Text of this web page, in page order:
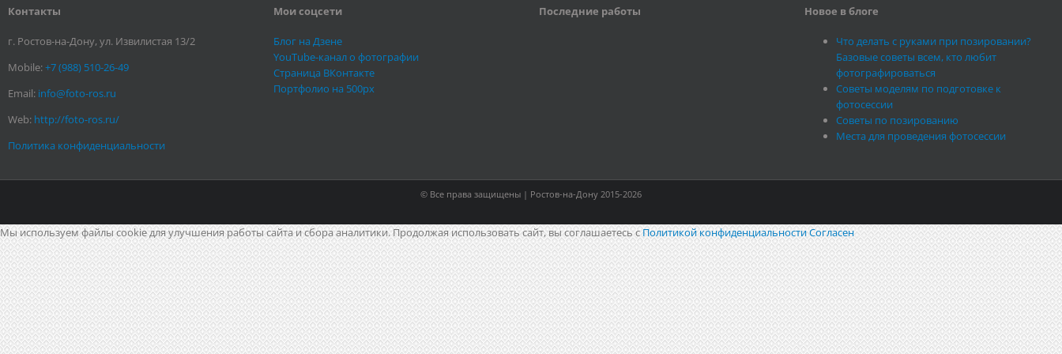
Контакты
г. Ростов-на-Дону, ул. Извилистая 13/2
Mobile:+7 (988) 510-26-49
Email: info@foto-ros.ru
Web: http://foto-ros.ru/
Политика конфиденциальности
Мои соцсети
Блог на Дзене
YouTube-канал о фотографии
Страница ВКонтакте
Портфолио на 500px
Последние работы Новое в блоге
Что делать с руками при позировании?
Базовые советы всем, кто любит
фотографироваться
Советы моделям по подготовке к
фотосессии
Советы по позированию
Места для проведения фотосессии
© Все права защищены | Ростов-на-Дону 2015-2026
Мы используем файлы cookie для улучшения работы сайта и сбора аналитики. Продолжая использовать сайт, вы соглашаетесь сПолитикой конфиденциальностиСогласен